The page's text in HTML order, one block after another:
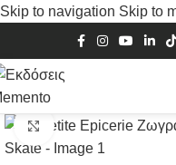
Skip to navigation Skip to
Κλικ για μεγέθυνση